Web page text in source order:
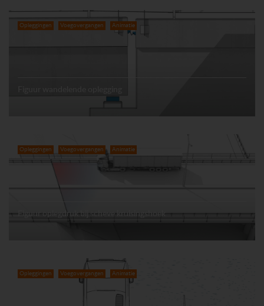
Opleggingen Voegovergangen Animatie
Opleggingen Voegovergangen Animatie
Figuur oplegdruk bij scheve kruisingshoek
Opleggingen Voegovergangen Animatie